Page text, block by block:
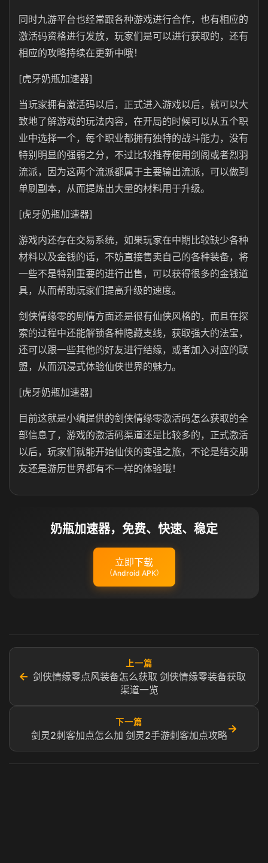
同时九游平台也经常跟各种游戏进行合作，也有相应的
激活码资格进行发放，玩家们是可以进行获取的，还有
相应的攻略持续在更新中哦！
[虎牙奶瓶加速器]
当玩家拥有激活码以后，正式进入游戏以后，就可以大
致地了解游戏的玩法内容，在开局的时候可以从五个职
业中选择一个，每个职业都拥有独特的战斗能力，没有
特别明显的强弱之分，不过比较推荐使用剑阁或者烈羽
流派，因为这两个流派都属于主要输出流派，可以做到
单刷副本，从而提炼出大量的材料用于升级。
[虎牙奶瓶加速器]
游戏内还存在交易系统，如果玩家在中期比较缺少各种
材料以及金钱的话，不妨直接售卖自己的各种装备，将
一些不是特别重要的进行出售，可以获得很多的金钱道
具，从而帮助玩家们提高升级的速度。
剑侠情缘零的剧情方面还是很有仙侠风格的，而且在探
索的过程中还能解锁各种隐藏支线，获取强大的法宝，
还可以跟一些其他的好友进行结缘，或者加入对应的联
盟，从而沉浸式体验仙侠世界的魅力。
[虎牙奶瓶加速器]
目前这就是小编提供的剑侠情缘零激活码怎么获取的全
部信息了，游戏的激活码渠道还是比较多的，正式激活
以后，玩家们就能开始仙侠的变强之旅，不论是结交朋
友还是游历世界都有不一样的体验哦！
奶瓶加速器，免费、快速、稳定
立即下载
（Android APK）
←
上一篇
剑侠情缘零点风装备怎么获取 剑侠情缘零装备获取
渠道一览
下一篇
剑灵2刺客加点怎么加 剑灵2手游刺客加点攻略
→